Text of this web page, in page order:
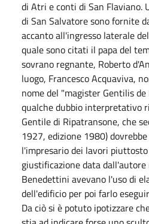
di Atri e conti di San Flaviano.
di San Salvatore sono fornite
accanto all'ingresso laterale
quale sono citati il papa del
sovrano regnante, Roberto
luogo, Francesco Acquaviva,
nome del "magister Gentilis
qualche dubbio interpretativo
Gentile di Ripatransone, che
1927, edizione 1980)
l'impresario dei lavori
giustificazione data
Benedettini avevano l'uso di
dell'edificio per poi farlo
Da ciò si è potuto ipotizzare